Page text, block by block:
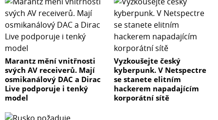
Marantz mění vnitřnosti
svých AV receiverů. Mají
osmikanálový DAC a Dirac
Live podporuje i tenký
model
Vyzkoušejte český
kyberpunk. V Netspectre
se stanete elitním
hackerem napadajícím
korporátní sítě